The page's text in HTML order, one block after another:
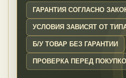
ГАРАНТИЯ СОГЛАСНО
УСЛОВИЯ ЗАВИСЯТ ОТ
Б/У ТОВАР БЕЗ ГАРАНТИИ
ПРОВЕРКА ПЕРЕД